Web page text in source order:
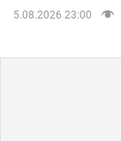
5.08.2026 23:00